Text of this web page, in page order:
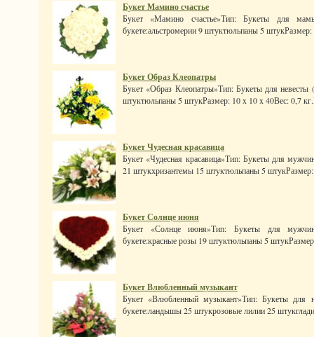
Букет Мамино счастье
Букет «Мамино счастье»Тип: Букеты для
букете:альстромерии 9 штуктюльпаны 5
Букет Образ Клеопатры
Букет «Образ Клеопатры»Тип: Букеты для невесты
штуктюльпаны 5 штукРазмер: 10 x 10 x 40Вес: 0,7
Букет Чудесная красавица
Букет «Чудесная красавица»Тип: Букеты для
21 штукхризантемы 15 штуктюльпаны 5
Букет Солнце июня
Букет «Солнце июня»Тип: Букеты для
букете:красные розы 19 штуктюльпаны 5
Букет Влюбленный музыкант
Букет «Влюбленный музыкант»Тип: Букеты для
букете:ландышы 25 штукрозовые лилии 25